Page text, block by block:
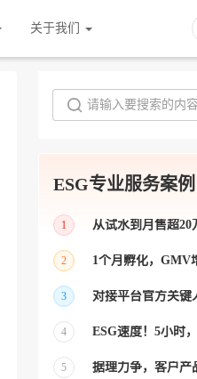
关于我们
ESG专业服务案例
1
2
1个月孵化，GMV
业】 >> Gmarket卖
3
对接平台官方关键
跨境帮我解决了韩
4
ESG速度！5小时
ESG拥有Paypal支
5
据理力争，客户产